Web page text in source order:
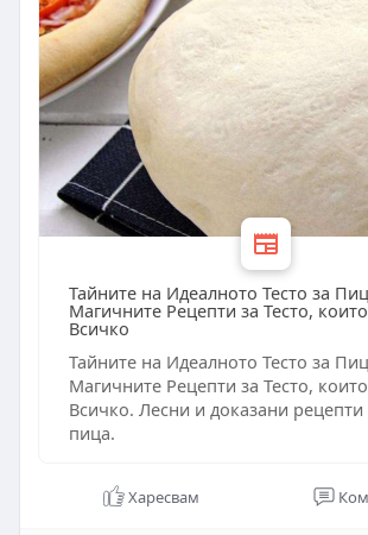
Тайните на Идеалното Тесто за
Магичните Рецепти за Тесто,
Всичко
Тайните на Идеалното Тесто за
Магичните Рецепти за Тесто,
Всичко. Лесни и доказани рецепти
пица.
Харесвам